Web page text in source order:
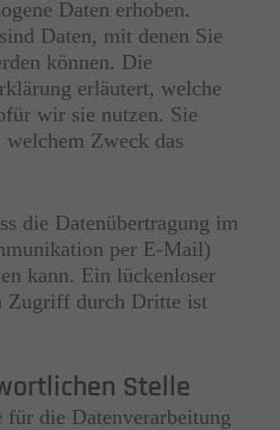
Daten erhoben.
Daten, mit denen Sie
können. Die
erläutert, welche
wir sie nutzen. Sie
Zweck das
die Datenübertragung im
per E-Mail)
kann. Ein lückenloser
Zugriff durch Dritte ist
Stelle
die Datenverarbeitung